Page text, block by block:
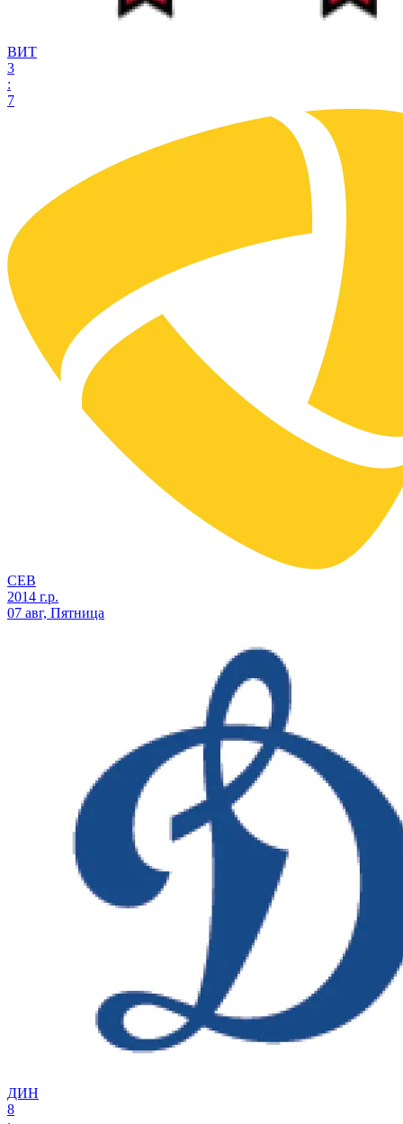
ВИТ
3
:
7
СЕВ
2014 г.р.
07 авг, Пятница
ДИН
8